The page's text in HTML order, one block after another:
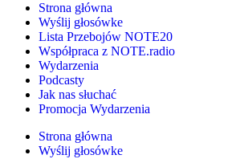
Strona główna
Wyślij głosówke
Lista Przebojów NOTE20
Współpraca z NOTE.radio
Wydarzenia
Podcasty
Jak nas słuchać
Promocja Wydarzenia
Strona główna
Wyślij głosówke